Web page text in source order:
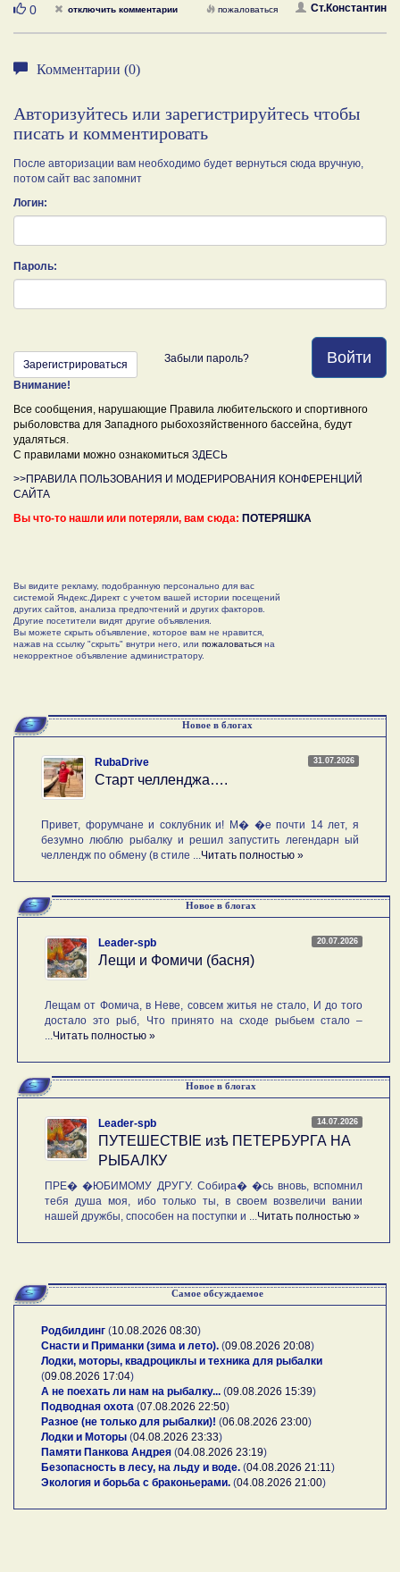
Нравится
0 отключить комментарии Ст.Константин
пожаловаться
Комментарии (0)
Авторизуйтесь или зарегистрируйтесь чтобы
писать и комментировать
После авторизации вам необходимо будет вернуться сюда вручную,
потом сайт вас запомнит
Логин:
Пароль:
Войти
Зарегистрироваться Забыли пароль?
Внимание!
Все сообщения, нарушающие Правила любительского и спортивного
рыболовства для Западного рыбохозяйственного бассейна, будут
удаляться.
С правилами можно ознакомиться ЗДЕСЬ
>>ПРАВИЛА ПОЛЬЗОВАНИЯ И МОДЕРИРОВАНИЯ КОНФЕРЕНЦИЙ
САЙТА
Вы что-то нашли или потеряли, вам сюда: ПОТЕРЯШКА
Вы видите рекламу, подобранную персонально для вас
системой Яндекс.Директ с учетом вашей истории посещений
других сайтов, анализа предпочтений и других факторов.
Другие посетители видят другие объявления.
Вы можете скрыть объявление, которое вам не нравится,
нажав на ссылку "скрыть" внутри него, или пожаловаться на
некорректное объявление администратору.
Новое в блогах
31.07.2026
RubaDrive
Старт челленджа….
Привет, форумчане и соклубник и! М� �е почти 14 лет, я
безумно люблю рыбалку и решил запустить легендарн ый
челлендж по обмену (в стиле ... Читать полностью »
Новое в блогах
20.07.2026
Leader-spb
Лещи и Фомичи (басня)
Лещам от Фомича, в Неве, совсем житья не стало, И до того
достало это рыб, Что принято на сходе рыбьем стало –
Читать полностью »
Новое в блогах
14.07.2026
Leader-spb
ПУТЕШЕСТВIE изѣ ПЕТЕРБУРГА НА
РЫБАЛКУ
ПРЕ� �ЮБИМОМУ ДРУГУ. Собира� �сь вновь, вспомнил
тебя душа моя, ибо только ты, в своем возвеличи вании
нашей дружбы, способен на поступки и ... Читать полностью »
Самое обсуждаемое
Родбилдинг (10.08.2026 08:30)
Снасти и Приманки (зима и лето). (09.08.2026 20:08)
Лодки, моторы, квадроциклы и техника для рыбалки
(09.08.2026 17:04)
А не поехать ли нам на рыбалку... (09.08.2026 15:39)
Подводная охота (07.08.2026 22:50)
Разное (не только для рыбалки)! (06.08.2026 23:00)
Лодки и Моторы (04.08.2026 23:33)
Памяти Панкова Андрея (04.08.2026 23:19)
Безопасность в лесу, на льду и воде. (04.08.2026 21:11 )
Экология и борьба с браконьерами. (04.08.2026 21:00)